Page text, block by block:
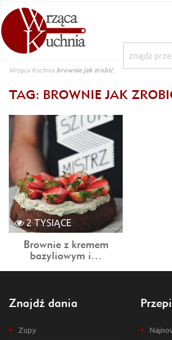
Wrząca Kuchnia brownie jak zrobić
TAG: BROWNIE JAK
2 TYSIĄCE
Brownie z kremem
bazyliowym i…
Znajdź dania
Zupy